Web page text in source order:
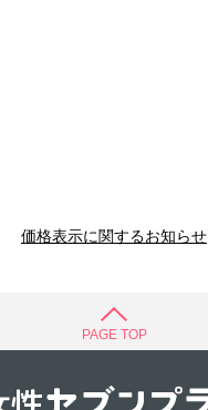
価格表示に関するお知らせ
PAGE TOP